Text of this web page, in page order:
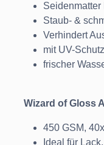
Seidenmatter
Staub- &
Verhindert
mit UV-Schutz
frischer
Wizard of Gloss
450 GSM,
Ideal für